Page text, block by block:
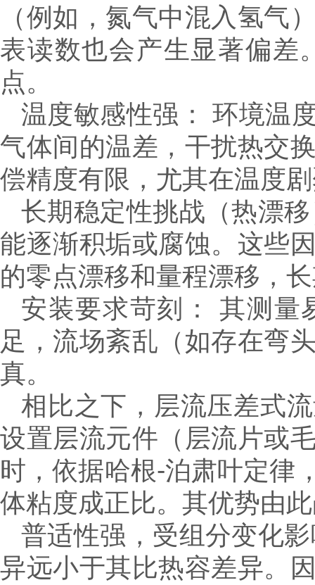
（例如，氮气中混入氢气
表读数也会产生显著偏差
点。
温度敏感性强： 环境温
气体间的温差，干扰热交
偿精度有限，尤其在温度
长期稳定性挑战（热漂
能逐渐积垢或腐蚀。这些
的零点漂移和量程漂移，
安装要求苛刻： 其测量
足，流场紊乱（如存在弯
真。
相比之下，层流压差式
设置层流元件（层流片或
时，依据哈根-泊肃叶定律
体粘度成正比。其优势由
普适性强，受组分变化
异远小于其比热容差异。